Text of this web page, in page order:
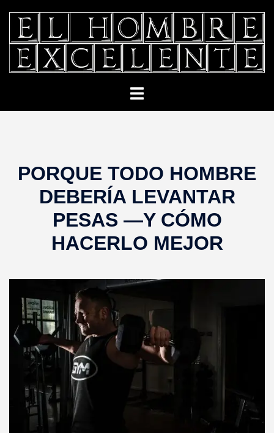
contenido
Alternar
PORQUE TODO HOMBRE
DEBERÍA LEVANTAR
PESAS —Y CÓMO
HACERLO MEJOR